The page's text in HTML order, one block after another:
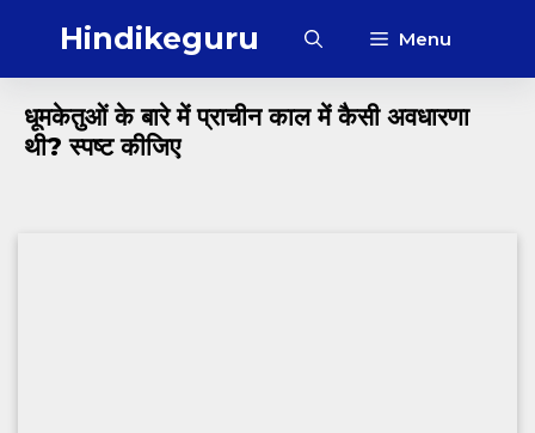
Hindikeguru Menu
धूमकेतुओं के बारे में प्राचीन काल में कैसी अवधारणा
थी? स्पष्ट कीजिए